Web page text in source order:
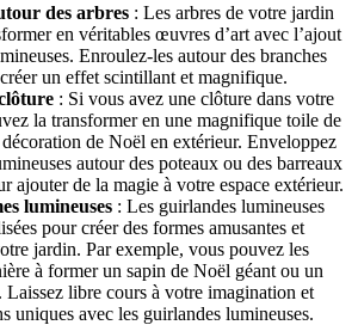
des arbres : Les arbres de votre jardin
en véritables œuvres d’art avec l’ajout
Enroulez-les autour des branches
un effet scintillant et magnifique.
: Si vous avez une clôture dans votre
la transformer en une magnifique toile de
de Noël en extérieur. Enveloppez
autour des poteaux ou des barreaux
ajouter de la magie à votre espace extérieur.
lumineuses : Les guirlandes lumineuses
pour créer des formes amusantes et
jardin. Par exemple, vous pouvez les
à former un sapin de Noël géant ou un
Laissez libre cours à votre imagination et
uniques avec les guirlandes lumineuses.